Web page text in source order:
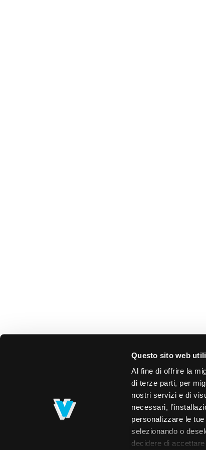
Questo sito web
Al fine di offrire la
di terze parti, per
nostri servizi e di
necessari,
personalizzare le
selezionando o
decidere di